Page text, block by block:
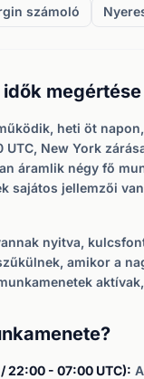
számoló
megértése
heti öt
UTC, New York
áramlik négy fő
sajátos jellemzői
nyitva,
amikor a
22:00 - 07:00 UTC):